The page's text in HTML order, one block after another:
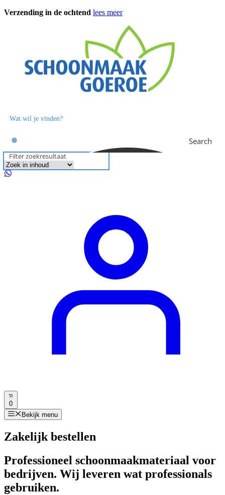
Ga
Verzending in de ochtend lees meer
Search
Filter zoekresultaat
0
Bekijk menu
Zakelijk bestellen
Professioneel schoonmaakmateriaal voor
bedrijven. Wij leveren wat professionals
gebruiken.